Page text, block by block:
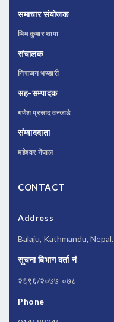
समाचार संयोजक
भिम कुमार थापा
संचालक
निराजन भण्डारी
सह-सम्पादक
गणेश प्रसाद वन्जाडे
संम्वाददाता
महेश्वर नेपाल
CONTACT
Address
Balaju, Kathmandu, Nepal.
सूचना बिभाग दर्ता नं
२६९६/२०७७-०७८
Phone